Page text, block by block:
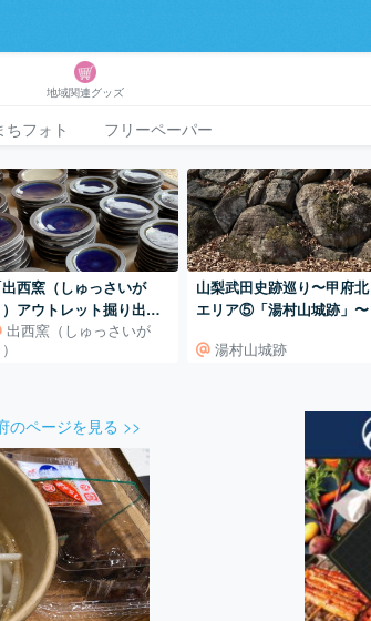
地域関連グッズ
ちフォト フリーペーパー
出西窯（しゅっさいが
）アウトレット掘り出し
の魅惑的なブルーの器
出西窯（しゅっさいが
山梨武田史跡巡り〜甲府北
エリア⑤「湯村山城跡」〜
湯村山城跡
のページを見る >>